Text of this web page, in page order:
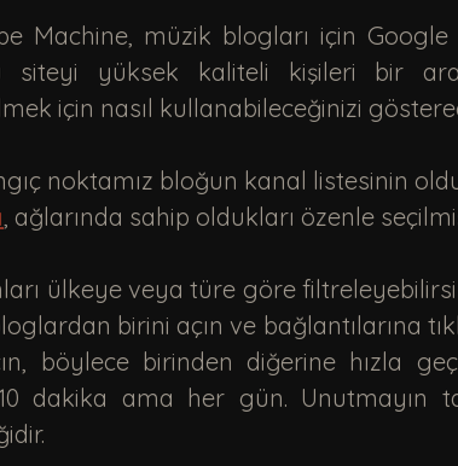
siteyi yüksek kaliteli kişileri bir
için nasıl kullanabileceğinizi
noktamız bloğun kanal listesinin
, ağlarında sahip oldukları özenle
birini açın ve bağlantılarına
böylece birinden diğerine hızla
dakika ama her gün. Unutmayın